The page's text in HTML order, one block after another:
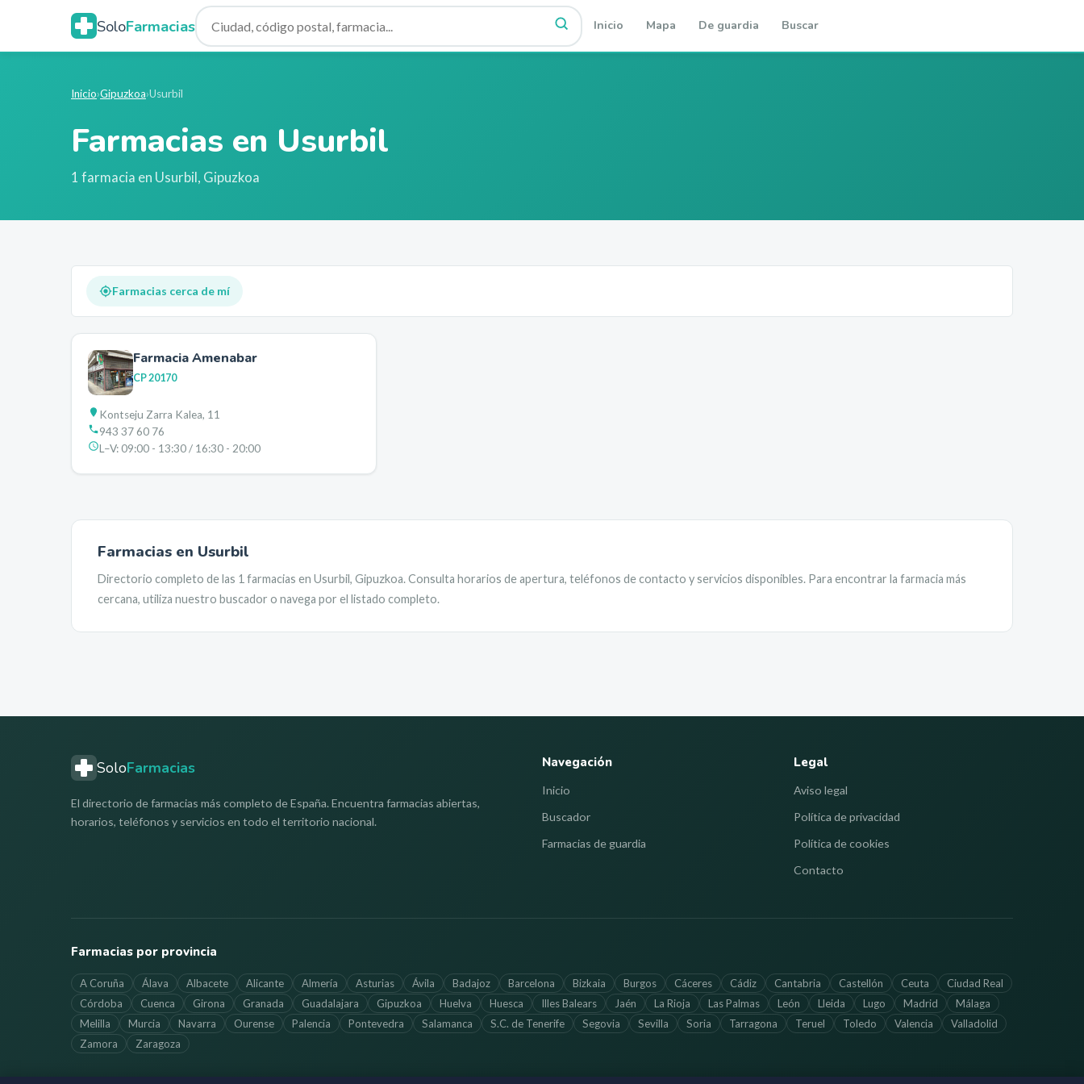
SoloFarmacias Inicio Mapa De guardia Buscar
Inicio›Gipuzkoa›Usurbil
Farmacias en Usurbil
1 farmacia en Usurbil, Gipuzkoa
Farmacias cerca de mí
Farmacia Amenabar
CP20170
Kontseju Zarra Kalea, 11
943 37 60 76
L–V:09:00 - 13:30 / 16:30 - 20:00
Farmacias en Usurbil
Directorio completo de las 1 farmacias en Usurbil, Gipuzkoa. Consulta horarios de apertura, teléfonos de contacto y servicios disponibles. Para encontrar la farmacia más
cercana, utiliza nuestro buscador o navega por el listado completo.
SoloFarmacias
El directorio de farmacias más completo de España. Encuentra farmacias abiertas,
horarios, teléfonos y servicios en todo el territorio nacional.
Navegación
Inicio
Buscador
Farmacias de guardia
Legal
Aviso legal
Política de privacidad
Política de cookies
Contacto
Farmacias por provincia
A Coruña Álava Albacete Alicante Almería Asturias Ávila Badajoz Barcelona Bizkaia Burgos Cáceres Cádiz Cantabria Castellón Ceuta
Ciudad Real
Córdoba
Cuenca Girona Granada Guadalajara Gipuzkoa Huelva Huesca Illes Balears Jaén La Rioja Las Palmas León Lleida Lugo Madrid
Málaga
Melilla
Murcia Navarra Ourense Palencia Pontevedra Salamanca S.C. de Tenerife Segovia Sevilla Soria Tarragona Teruel Toledo Valencia
Valladolid
Zamora
Zaragoza